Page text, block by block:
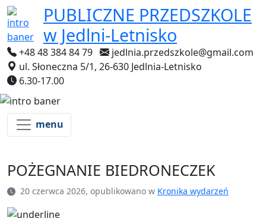
PUBLICZNE PRZEDSZKOLE
w Jedlni-Letnisko
+48 48 384 84 79
jedlnia.przedszkole@gmail.com
ul. Słoneczna 5/1, 26-630 Jedlnia-Letnisko
6.30-17.00
menu
POŻEGNANIE BIEDRONECZEK
20 czerwca 2026, opublikowano w Kronika wydarzeń